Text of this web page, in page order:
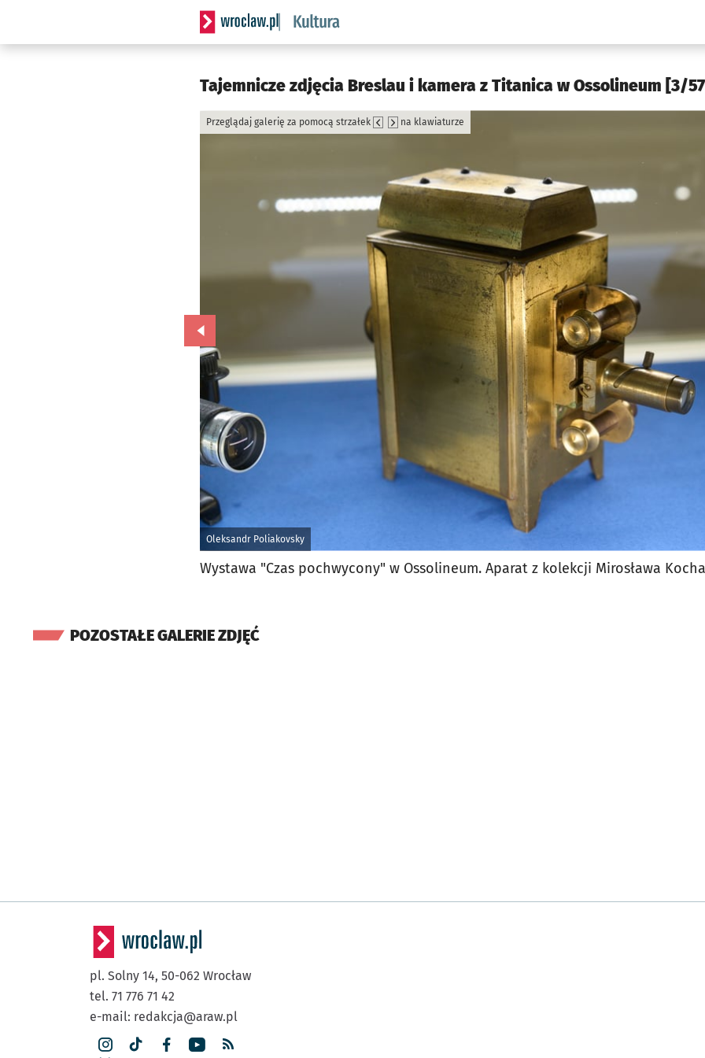
Serwis informacyjny wroclaw.pl podserwis: Kultura
Tajemnicze zdjęcia Breslau i kamera z Titanica w Ossolineum [3/
Oleksandr Poliakovsky
Przeglądaj galerię za pomocą strzałek na klawiaturze
Przejdź do poprzedniego zdjęcia.
Wystawa "Czas pochwycony" w Ossolineum. Aparat z kolekcji Mirosława Kocha
POZOSTAŁE GALERIE ZDJĘĆ
pl. Solny 14, 50-062 Wrocław
tel. 71 776 71 42
e-mail: redakcja@araw.pl